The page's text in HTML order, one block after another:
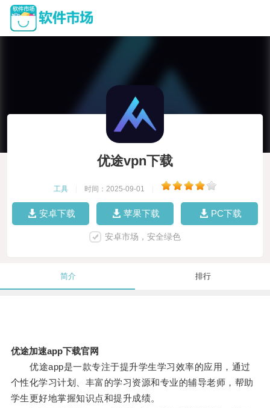
优途vpn下载
工具 时间：2025-09-01
安卓下载 苹果下载 PC下载
安卓市场，安全绿色
简介 排行
优途加速app下载官网
优途app是一款专注于提升学生学习效率的应用，通过
个性化学习计划、丰富的学习资源和专业的辅导老师，帮助
学生更好地掌握知识点和提升成绩。